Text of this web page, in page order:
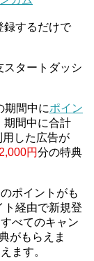
録するだけで
タートダッシ
期間中にポイン
期間中に合計
した広告が
円分の特典
ポイントがも
ト経由で新規登
べてのキャン
がもらえま
ます。